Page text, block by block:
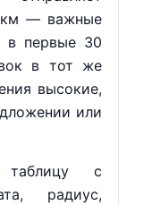
км — важные
в первые 30
в тот же
высокие,
или
таблицу с
радиус,